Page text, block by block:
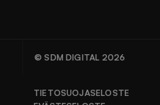
© SDM DIGITAL 2026
TIETOSUOJASELOSTE